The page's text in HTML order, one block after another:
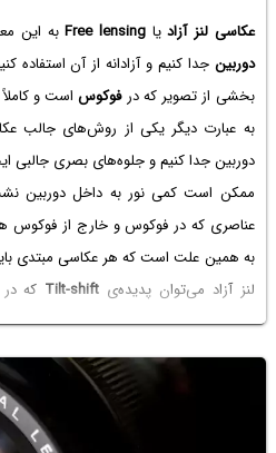
عکاسی لنز آزادیاFree lensingبه این
دوربین جدا کنیم و آزادانه از آن استفاده
بخشی از تصویر که درفوکوساست و
به عبارت دیگر یکی از روش‌های جالب
دوربین جدا کنیم و جلوه‌های بصری جالبی
ممکن است کمی نور به داخل دوربین
عناصری که در فوکوس و خارج از فوکوس
به همین علت است که هر عکاسی مبتدی
لنز آزاد می‌توان پدیده‌ی Tilt-shift که
می‌شود و پرسپکتیو اجسام طولانی مثل
حال بخش‌هایی از عکس راBlurیاتار
در ادامه به اصول عکاسی لنز آزاد